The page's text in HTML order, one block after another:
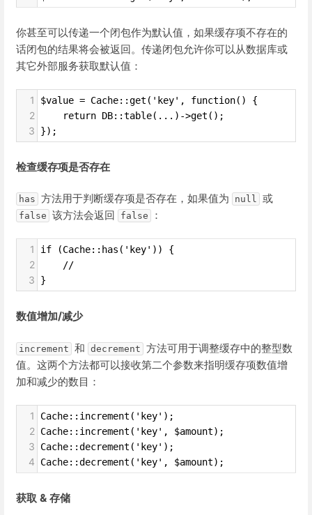
你甚至可以传递一个闭包作为默认值，如果缓存项不存在的
话闭包的结果将会被返回。传递闭包允许你可以从数据库或
其它外部服务获取默认值：
1 $value = Cache::get('key', function() {
2
    return DB::table(...)->get();
3 });
检查缓存项是否存在
has 方法用于判断缓存项是否存在，如果值为 null 或
false 该方法会返回 false ：
1 if (Cache::has('key')) {
2
    //
3 }
数值增加/减少
increment 和 decrement 方法可用于调整缓存中的整型数
值。这两个方法都可以接收第二个参数来指明缓存项数值增
加和减少的数目：
1 Cache::increment('key');
2 Cache::increment('key', $amount);
3 Cache::decrement('key');
4 Cache::decrement('key', $amount);
获取 & 存储